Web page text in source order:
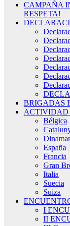
CAMPAÑA
RESPETA!
BRIGADAS
ACTIVIDAD
Bélgica
España
Francia
Gran
Italia
Suecia
Suiza
I
II